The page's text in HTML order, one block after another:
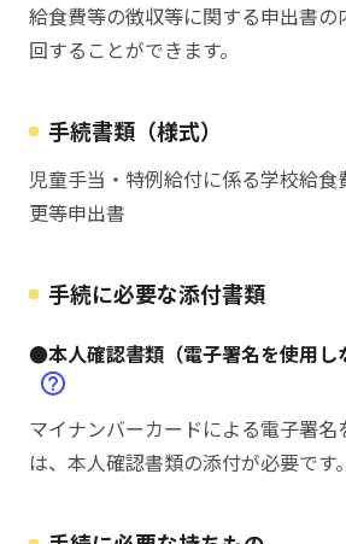
給食費等の徴収等に関する申出書
回することができます。
手続書類（様式）
児童手当・特例給付に係る学校給
更等申出書
手続に必要な添付書類
●本人確認書類（電子署名を使用し
マイナンバーカードによる電子署
は、本人確認書類の添付が必要です。